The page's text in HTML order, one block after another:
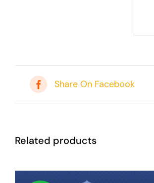
Share On Facebook
Related products